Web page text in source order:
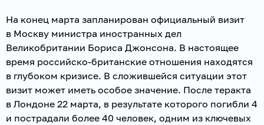
На конец марта запланирован официальный визит
в Москву министра иностранных дел
Великобритании Бориса Джонсона. В настоящее
время российско-британские отношения находятся
в глубоком кризисе. В сложившейся ситуации этот
визит может иметь особое значение. После теракта
в Лондоне 22 марта, в результате которого погибли 4
и пострадали более 40 человек, одним из ключевых